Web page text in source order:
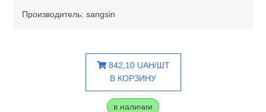
Производитель: sangsin
842,10 UAH/ШТ
В КОРЗИНУ
в наличии